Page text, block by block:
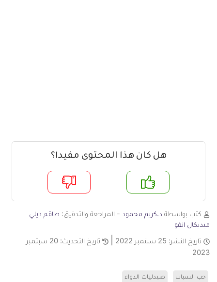
هل كان هذا المحتوى مفيدا؟
لا
كتب بواسطة د.كريم محمود - المراجعة والتدقيق: طاقم ديلي
ميديكال انفو
تاريخ النشر: 25 سبتمبر 2022 تاريخ التحديث:
20 سبتمبر
2023
حب الشباب صيدليات الدواء